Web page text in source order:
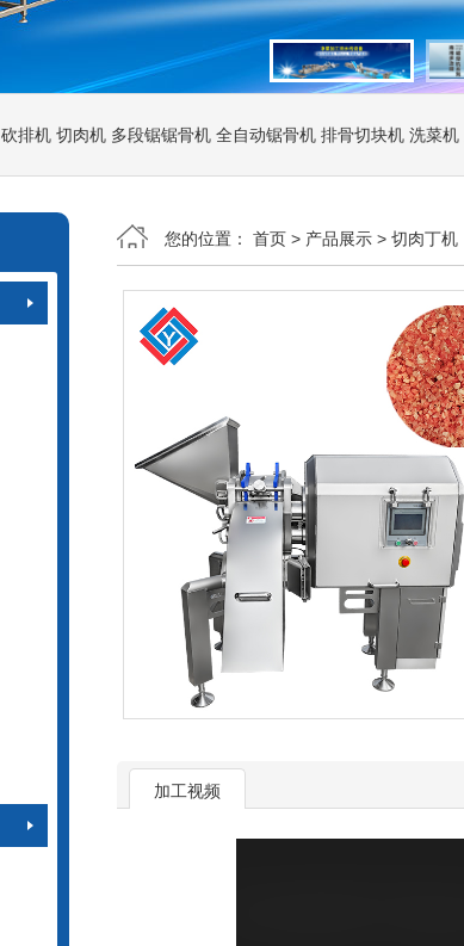
砍排机 切肉机 多段锯锯骨机 全自动锯骨机 排骨切块机 洗菜机
您的位置： 首页 > 产品展示 > 切肉丁机
加工视频